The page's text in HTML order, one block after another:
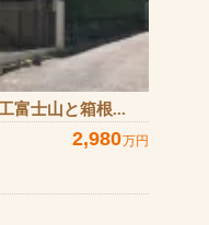
富士山と箱根...
2,980万円